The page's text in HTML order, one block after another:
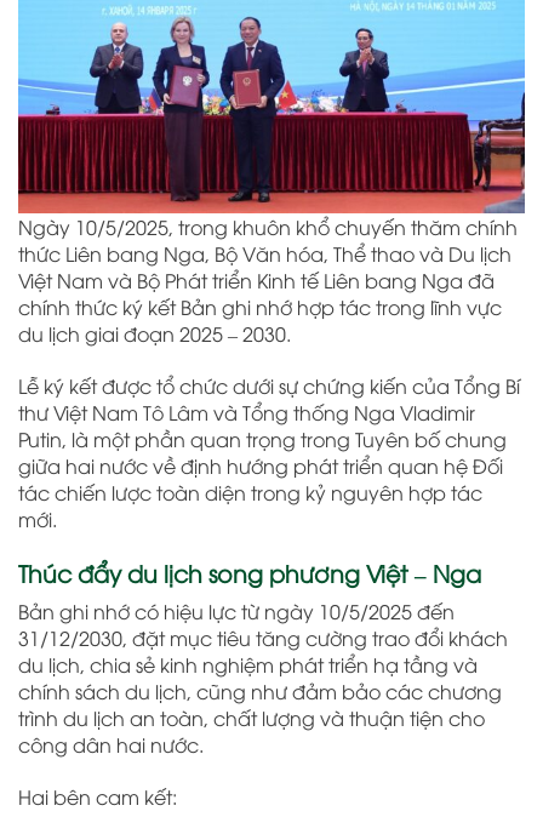
Ngày 10/5/2025, trong khuôn khổ chuyến thăm chính
thức Liên bang Nga, Bộ Văn hóa, Thể thao và Du lịch
Việt Nam và Bộ Phát triển Kinh tế Liên bang Nga đã
chính thức ký kết Bản ghi nhớ hợp tác trong lĩnh vực
du lịch giai đoạn 2025 – 2030.
Lễ ký kết được tổ chức dưới sự chứng kiến của Tổng Bí
thư Việt Nam Tô Lâm và Tổng thống Nga Vladimir
Putin, là một phần quan trọng trong Tuyên bố chung
giữa hai nước về định hướng phát triển quan hệ Đối
tác chiến lược toàn diện trong kỷ nguyên hợp tác
mới.
Thúc đẩy du lịch song phương Việt – Nga
Bản ghi nhớ có hiệu lực từ ngày 10/5/2025 đến
31/12/2030, đặt mục tiêu tăng cường trao đổi khách
du lịch, chia sẻ kinh nghiệm phát triển hạ tầng và
chính sách du lịch, cũng như đảm bảo các chương
trình du lịch an toàn, chất lượng và thuận tiện cho
công dân hai nước.
Hai bên cam kết: